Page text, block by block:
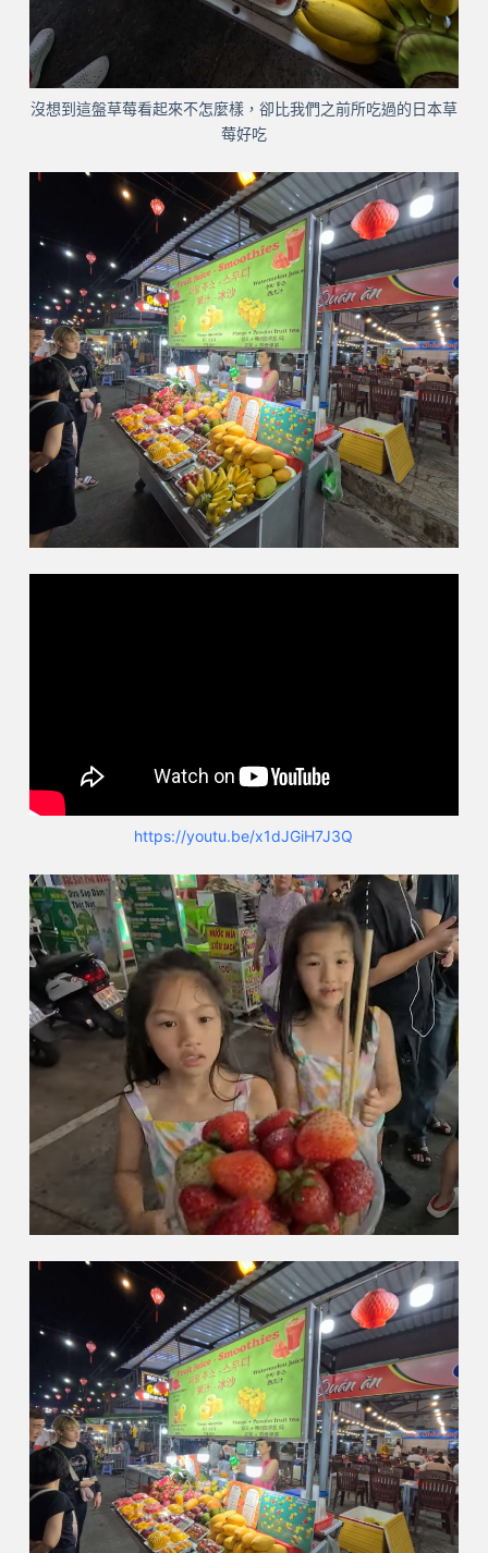
沒想到這盤草莓看起來不怎麼樣，卻比我們之前所吃過的日本草
莓好吃
https://youtu.be/x1dJGiH7J3Q